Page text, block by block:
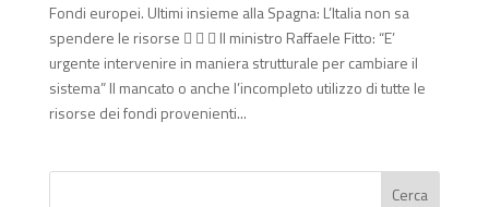
Fondi europei. Ultimi insieme alla Spagna: L’Italia non sa
spendere le risorse    Il ministro Raffaele Fitto: “E’
urgente intervenire in maniera strutturale per cambiare il
sistema” Il mancato o anche l’incompleto utilizzo di tutte le
risorse dei fondi provenienti...
Cerca